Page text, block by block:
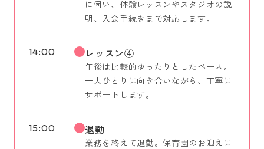
に伺い、体験レッスンやスタジオの説
明、入会手続きまで対応します。
14:00 レッスン④
午後は比較的ゆったりとしたペース。
一人ひとりに向き合いながら、丁寧に
サポートします。
15:00 退勤
業務を終えて退勤。保育園のお迎えに